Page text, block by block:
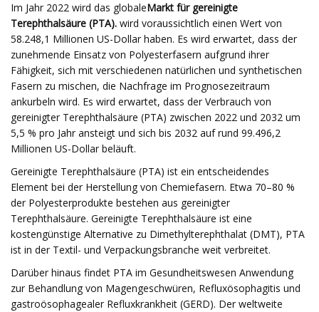
Im Jahr 2022 wird das globaleMarkt für gereinigte
Terephthalsäure (PTA). wird voraussichtlich einen Wert von
58.248,1 Millionen US-Dollar haben. Es wird erwartet, dass der
zunehmende Einsatz von Polyesterfasern aufgrund ihrer
Fähigkeit, sich mit verschiedenen natürlichen und synthetischen
Fasern zu mischen, die Nachfrage im Prognosezeitraum
ankurbeln wird. Es wird erwartet, dass der Verbrauch von
gereinigter Terephthalsäure (PTA) zwischen 2022 und 2032 um
5,5 % pro Jahr ansteigt und sich bis 2032 auf rund 99.496,2
Millionen US-Dollar beläuft.
Gereinigte Terephthalsäure (PTA) ist ein entscheidendes
Element bei der Herstellung von Chemiefasern. Etwa 70–80 %
der Polyesterprodukte bestehen aus gereinigter
Terephthalsäure. Gereinigte Terephthalsäure ist eine
kostengünstige Alternative zu Dimethylterephthalat (DMT), PTA
ist in der Textil- und Verpackungsbranche weit verbreitet.
Darüber hinaus findet PTA im Gesundheitswesen Anwendung
zur Behandlung von Magengeschwüren, Refluxösophagitis und
gastroösophagealer Refluxkrankheit (GERD). Der weltweite